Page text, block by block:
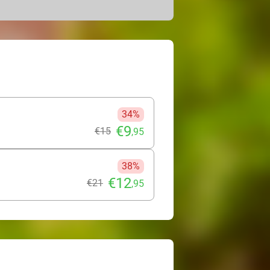
34%
€15 €9,95
38%
€21 €12,95